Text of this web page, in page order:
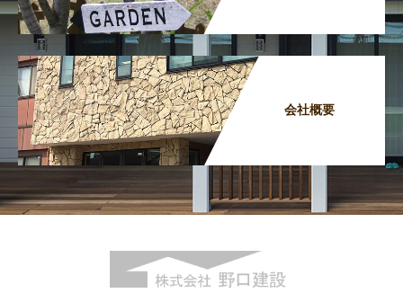
会社概要